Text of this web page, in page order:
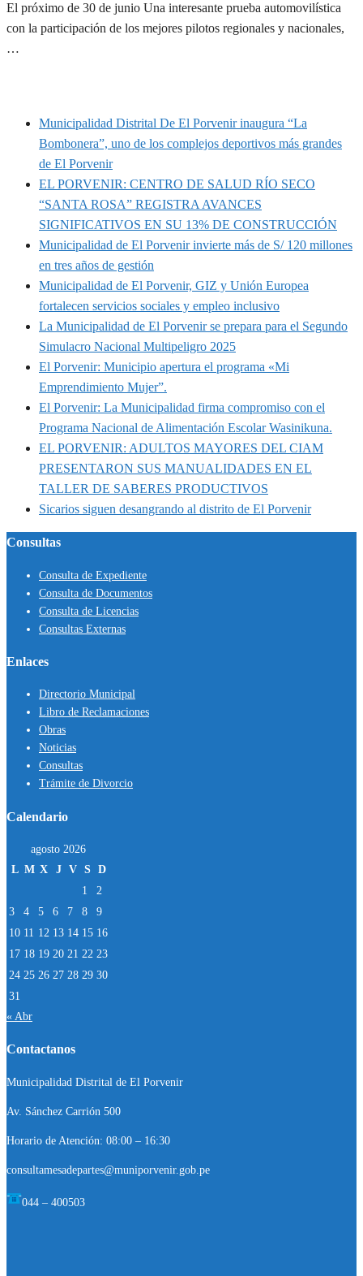
El próximo de 30 de junio Una interesante prueba automovilística
con la participación de los mejores pilotos regionales y nacionales,
…
Municipalidad Distrital De El Porvenir inaugura “La
Bombonera”, uno de los complejos deportivos más grandes
de El Porvenir
EL PORVENIR: CENTRO DE SALUD RÍO SECO
“SANTA ROSA” REGISTRA AVANCES
SIGNIFICATIVOS EN SU 13% DE CONSTRUCCIÓN
Municipalidad de El Porvenir invierte más de S/ 120 millones
en tres años de gestión
Municipalidad de El Porvenir, GIZ y Unión Europea
fortalecen servicios sociales y empleo inclusivo
La Municipalidad de El Porvenir se prepara para el Segundo
Simulacro Nacional Multipeligro 2025
El Porvenir: Municipio apertura el programa «Mi
Emprendimiento Mujer”.
El Porvenir: La Municipalidad firma compromiso con el
Programa Nacional de Alimentación Escolar Wasinikuna.
EL PORVENIR: ADULTOS MAYORES DEL CIAM
PRESENTARON SUS MANUALIDADES EN EL
TALLER DE SABERES PRODUCTIVOS
Sicarios siguen desangrando al distrito de El Porvenir
Consultas
Consulta de Expediente
Consulta de Documentos
Consulta de Licencias
Consultas Externas
Enlaces
Directorio Municipal
Libro de Reclamaciones
Obras
Noticias
Consultas
Trámite de Divorcio
Calendario
agosto 2026
L M X J V S D
1
2
3
4 5 6 7 8
9
10 11 12 13 14 15 16
17 18 19 20 21 22 23
24 25 26 27 28 29 30
31
« Abr
Contactanos
Municipalidad Distrital de El Porvenir
Av. Sánchez Carrión 500
Horario de Atención: 08:00 – 16:30
consultamesadepartes@muniporvenir.gob.pe
044 – 400503